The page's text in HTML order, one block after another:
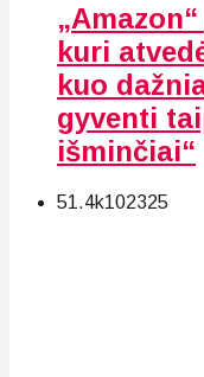
kuri
kuo
gyventi
išminčiai“
51.4k102325